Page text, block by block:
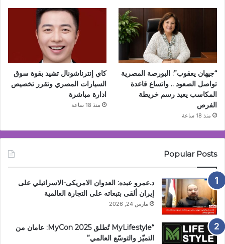
“جيهان يعقوب”: البورصة المصرية
تواصل الصعود .. واتساع قاعدة
المكاسب يعيد رسم خريطة
الفرص
منذ 18 ساعة
كاي إنترناشونال تشيد بقوة سوق
السيارات المصري وتقرر تخصيص
ادارة مباشرة
منذ 18 ساعة
Popular Posts
د.عمرو عبده: العدوان الامريكى-الاسرائيلي على
إيران ألقى بتبعاته على التجارة العالمية
مارس 24, 2026
“MyLifestyle تُطلق MyCon 2025: عامان من
التميّز والتوسّع العالمي”